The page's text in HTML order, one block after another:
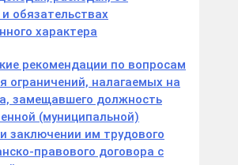
обязательствах
характера
рекомендации по вопросам
ограничений, налагаемых на
замещавшего должность
(муниципальной)
заключении им трудового
правового договора с